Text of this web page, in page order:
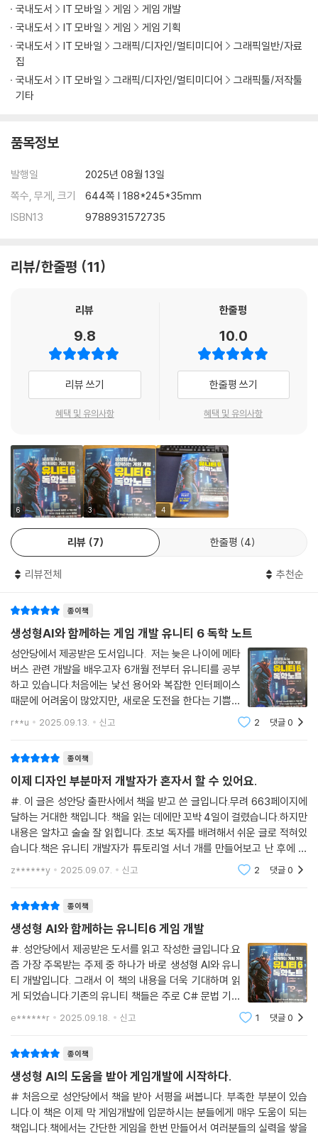
3.1 데스존과 게임 오버
3.2 게임을 방해하는 장애물 오브젝트
3.3 수집 아이템과 점수 시스템
3.4 시간 제한과 타이머 UI
Chapter 4 게임을 방해하는 몬스터
4.1 몬스터 오브젝트 생성하기
Chapter 5 꾸미기와 완성도 높이기
5.2 조명 효과로 게임 분위기 연출하기
5.3 포스트 프로세싱으로 완성도 높이기
Chapter 6 최종 마무리와 빌드
6.3 게임 아이콘 생성과 빌드하기
Part 4 생성형 인공지능 고급 기법
Chapter 1 챗GPT API를 활용한 NPC 대화 시스템
1.1 NuGet을 활용한 OpenAI 라이브러리 설치
1.2 OpenAI와 API
1.3 OpenAI API 요청 및 응답 처리
1.5 대화형 NPC 구현하기
2.1 Sentis 설치 및 기본 설정
2.2 AI 모델과 ONNX란?
2.3 허깅 페이스에서 샘플 모델 가져오기
Chapter 3 뮤즈 사용하기
3.2 뮤즈 설치와 주요 기능 활용법
Chapter 4 Cursor 사용하기
4.1 Cursor AI란?
4.3 유니티에서 Cursor AI 연동하기
4.4 인터페이스 및 사용법
4.5 실전 예제: 캐릭터 이동 스크립트 만들기
국내도서 IT 모바일 게임
게임 개발
국내도서
IT 모바일 게임
게임 기획
국내도서
IT 모바일 그래픽/디자인/멀티미디어
그래픽일반/자료
집
국내도서
IT 모바일 그래픽/디자인/멀티미디어
그래픽툴/저작툴
기타
품목정보
발행일
2025년 08월 13일
쪽수, 무게, 크기
644쪽 | 188*245*35mm
ISBN13
9788931572735
리뷰/한줄평 11
리뷰
9.8
리뷰 쓰기
혜택 및 유의사항
한줄평
10.0
한줄평 쓰기
혜택 및 유의사항
6 3 4
리뷰 7 한줄평 4
리뷰전체 추천순
종이책
생성형AI와 함께하는 게임 개발 유니티 6 독학 노트
성안당에서 제공받은 도서입니다. 저는 늦은 나이에 메타
버스 관련 개발을 배우고자 6개월 전부터 유니티를 공부
하고 있습니다.처음에는 낯선 용어와 복잡한 인터페이스
때문에 어려움이 많았지만, 새로운 도전을 한다는 기쁨이
더 커서 꾸준히 이어오고 있습니다.그러던 중 성안당에서
r**u 2025.09.13. 신고 2 댓글0
종이책
이제 디자인 부분마저 개발자가 혼자서 할 수 있어요.
#. 이 글은 성안당 출판사에서 책을 받고 쓴 글입니다.무려 663페이지에
달하는 거대한 책입니다. 책을 읽는 데에만 꼬박 4일이 걸렸습니다.하지만
내용은 알차고 술술 잘 읽힙니다. 초보 독자를 배려해서 쉬운 글로 적혀있
습니다.책은 유니티 개발자가 튜토리얼 서너 개를 만들어보고 난 후에 느
끼는 갈증을 잘 짚었습니다.의욕적으로 나만의 게임을 만들어보겠다고 A
sset Store에서 애
z******y 2025.09.07. 신고 2 댓글0
종이책
생성형 AI와 함께하는 유니티6 게임 개발
#. 성안당에서 제공받은 도서를 읽고 작성한 글입니다.요
즘 가장 주목받는 주제 중 하나가 바로 생성형 AI와 유니
티 개발입니다. 그래서 이 책의 내용을 더욱 기대하며 읽
게 되었습니다.기존의 유니티 책들은 주로 C# 문법 기초
부터 차근차근 설명하는 방식을 따릅니다. 하지만 이 책은
e******r 2025.09.18. 신고 1 댓글0
종이책
생성형 AI의 도움을 받아 게임개발에 시작하다.
# 처음으로 성안당에서 책을 받아 서평을 써봅니다. 부족한 부분이 있습
니다.이 책은 이제 막 게임개발에 입문하시는 분들에게 매우 도움이 되는
책입니다.책에서는 간단한 게임을 한번 만들어서 여러분들의 실력을 쌓을